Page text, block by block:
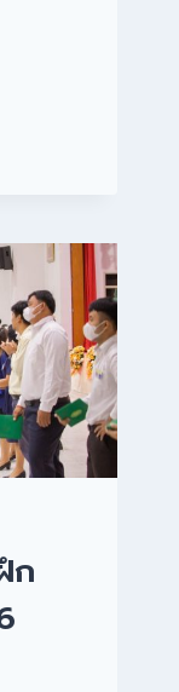
ก